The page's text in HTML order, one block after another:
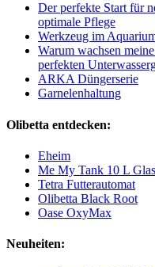
Der perfekte Start für
optimale Pflege
Werkzeug im
Warum wachsen
perfekten
ARKA Düngerserie
Garnelenhaltung
Olibetta entdecken:
Eheim
Me My Tank 10 L
Tetra Futterautomat
Olibetta Black Root
Oase OxyMax
Neuheiten: